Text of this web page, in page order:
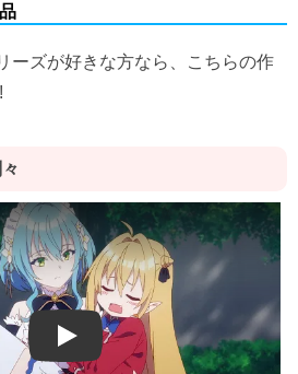
ーズが好きな方なら、こちらの作
Play